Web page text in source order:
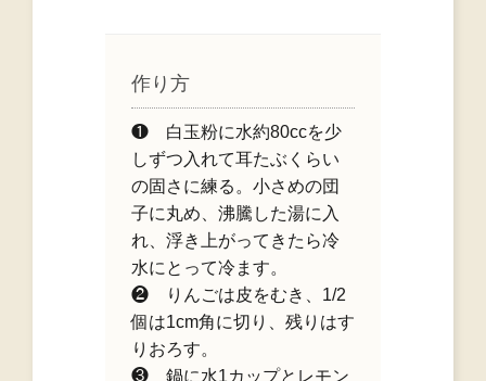
作り方
❶ 白玉粉に水約80ccを少
しずつ入れて耳たぶくらい
の固さに練る。小さめの団
子に丸め、沸騰した湯に入
れ、浮き上がってきたら冷
水にとって冷ます。
❷ りんごは皮をむき、1/2
個は1cm角に切り、残りはす
りおろす。
❸ 鍋に水1カップとレモン